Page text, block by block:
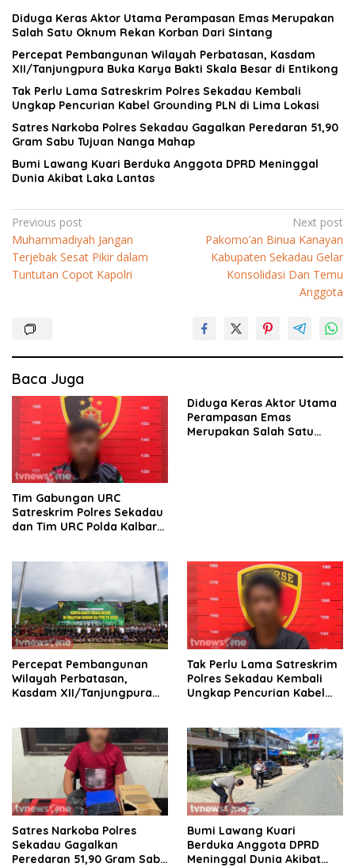
Diduga Keras Aktor Utama Perampasan Emas Merupakan
Salah Satu Oknum Rekan Korban Dari Sintang
Percepat Pembangunan Wilayah Perbatasan, Kasdam
XII/Tanjungpura Buka Karya Bakti Skala Besar di Entikong
Tak Perlu Lama Satreskrim Polres Sekadau Kembali
Ungkap Pencurian Kabel Grounding PLN di Lima Lokasi
Satres Narkoba Polres Sekadau Gagalkan Peredaran 51,90
Gram Sabu Tujuan Nanga Mahap
Bumi Lawang Kuari Berduka Anggota DPRD Meninggal
Dunia Akibat Laka Lantas
Navigasi
pos
Previous post
Muhammadiyah Jangan
Terjebak Sesat Pikir dalam
Tuntutan Copot Kapolri
Next post
Pakomo’an Binua Kanayan
Kabupaten Sekadau Gelar
Konsolidasi Dan Temu
Anggota
Baca Juga
Tim Gabungan URC
Satreskrim Polres Sekadau
dan Tim URC Polda Kalbar
Diduga Keras Aktor Utama
Perampasan Emas
Merupakan Salah Satu
Percepat Pembangunan
Wilayah Perbatasan,
Kasdam XII/Tanjungpura
Tak Perlu Lama Satreskrim
Polres Sekadau Kembali
Ungkap Pencurian Kabel
Satres Narkoba Polres
Sekadau Gagalkan
Peredaran 51,90 Gram Sabu
Bumi Lawang Kuari
Berduka Anggota DPRD
Meninggal Dunia Akibat